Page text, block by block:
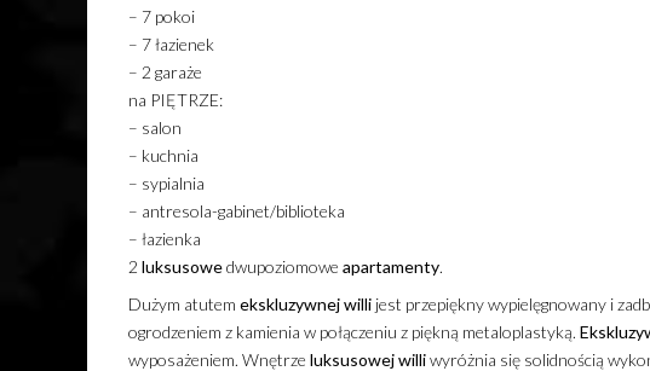
– 7 pokoi
– 7 łazienek
– 2 garaże
na PIĘTRZE:
– salon
– kuchnia
– sypialnia
– antresola-gabinet/biblioteka
– łazienka
2 luksusowedwupoziomowe apartamenty.
Dużym atutem ekskluzywnej willijest przepiękny wypielęgnowany i
ogrodzeniem z kamienia w połączeniu z piękną metaloplastyką.
wyposażeniem. Wnętrze luksusowej williwyróżnia się solidnością